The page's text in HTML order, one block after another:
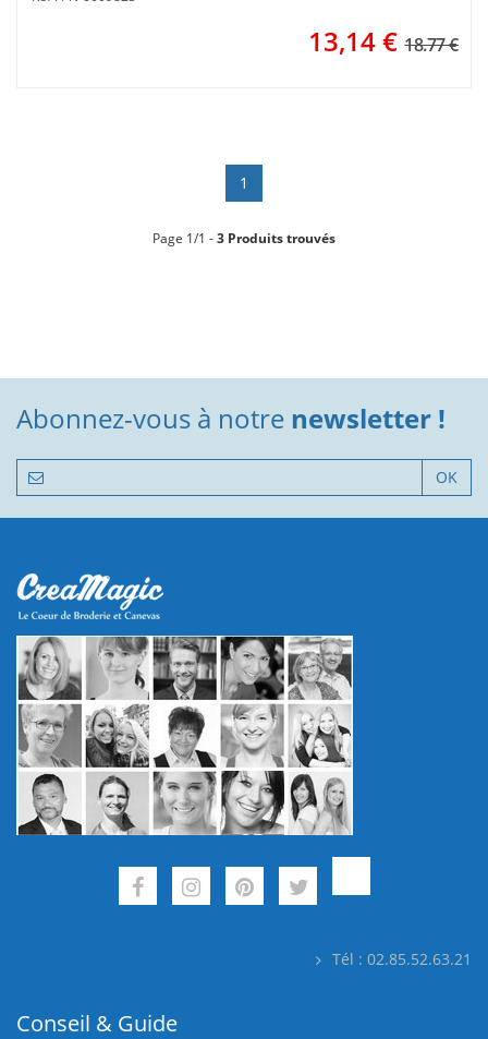
13,14€ 18.77 €
1
Page 1/1 -3 Produits trouvés
Abonnez-vous à notre newsletter !
OK
Tél : 02.85.52.63.21
Conseil & Guide